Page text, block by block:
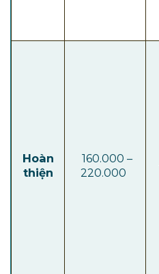
Hoàn
thiện
160.000 –
220.000